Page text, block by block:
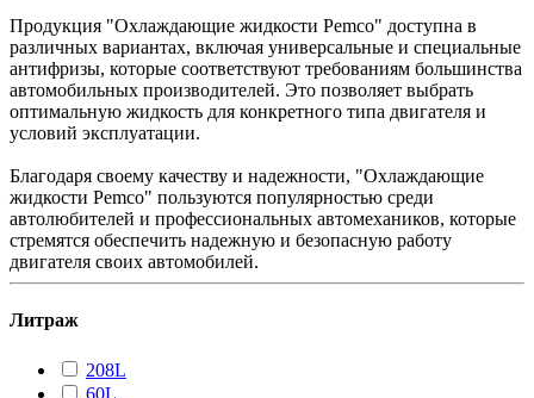
Продукция "Охлаждающие жидкости Pemco" доступна в
различных вариантах, включая универсальные и специальные
антифризы, которые соответствуют требованиям большинства
автомобильных производителей. Это позволяет выбрать
оптимальную жидкость для конкретного типа двигателя и
условий эксплуатации.
Благодаря своему качеству и надежности, "Охлаждающие
жидкости Pemco" пользуются популярностью среди
автолюбителей и профессиональных автомехаников, которые
стремятся обеспечить надежную и безопасную работу
двигателя своих автомобилей.
Литраж
208L
60L